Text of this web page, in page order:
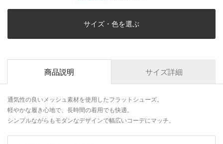
サイズ・色を選ぶ
商品説明 サイズ詳細
通気性の良いメッシュ素材を使用したフラットシューズ。
軽やかな履き心地で、長時間の着用でも快適。
シンプルながらもモダンなデザインで幅広いコーデにマッチ。